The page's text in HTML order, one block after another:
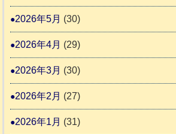
議
震
援
報
2026年5月 (30)
2026年4月 (29)
2026年3月 (30)
2026年2月 (27)
2026年1月 (31)